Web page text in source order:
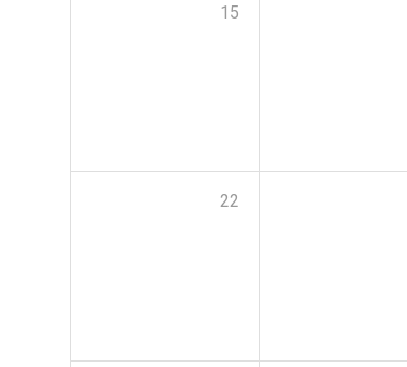
15
22